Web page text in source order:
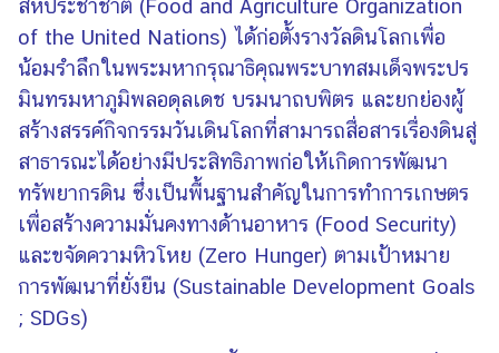
ส
ถ
า
น
ก
ง
สุ
ล
ใ
ห
ญ่
ฯ
สหประชาชาติ (Food and Agriculture Organization
of the United Nations) ได้ก่อตั้งรางวัลดินโลกเพื่อ
น้อมรำลึกในพระมหากรุณาธิคุณพระบาทสมเด็จพระปร
มินทรมหาภูมิพลอดุลเดช บรมนาถบพิตร และยกย่องผู้
สร้างสรรค์กิจกรรมวันเดินโลกที่สามารถสื่อสารเรื่องดินสู่
สาธารณะได้อย่างมีประสิทธิภาพก่อให้เกิดการพัฒนา
ทรัพยากรดิน ซึ่งเป็นพื้นฐานสำคัญในการทำการเกษตร
เพื่อสร้างความมั่นคงทางด้านอาหาร (Food Security)
และขจัดความหิวโหย (Zero Hunger) ตามเป้าหมาย
การพัฒนาที่ยั่งยืน (Sustainable Development Goals
; SDGs)